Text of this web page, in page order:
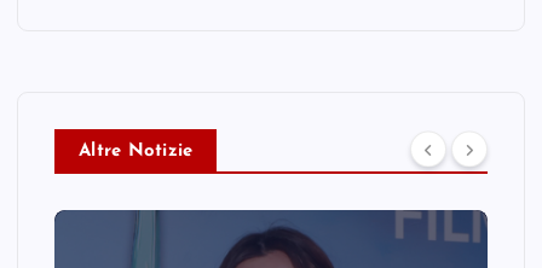
Altre Notizie